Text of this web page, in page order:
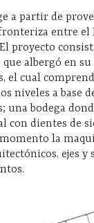
a partir de
entre el
proyecto
que albergó en
el cual
niveles a base
una bodega
con dientes de
la
ejes y